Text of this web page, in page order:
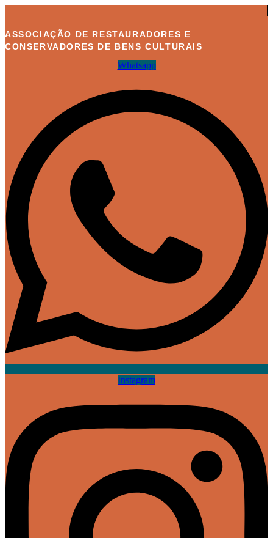
o
conteúdo
ASSOCIAÇÃO DE RESTAURADORES E
CONSERVADORES DE BENS CULTURAIS
Whatsapp
Instagram